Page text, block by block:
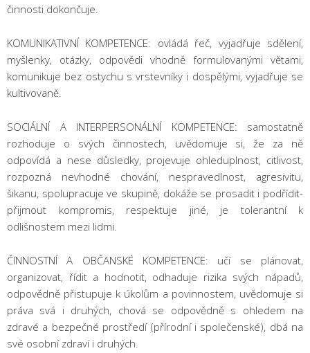
činnosti dokončuje.
KOMUNIKATIVNÍ KOMPETENCE: ovládá řeč, vyjadřuje sdělení,
myšlenky, otázky, odpovědi vhodně formulovanými větami,
komunikuje bez ostychu s vrstevníky i dospělými, vyjadřuje se
kultivovaně.
SOCIÁLNÍ A INTERPERSONÁLNÍ KOMPETENCE: samostatně
rozhoduje o svých činnostech, uvědomuje si, že za ně
odpovídá a nese důsledky, projevuje ohleduplnost, citlivost,
rozpozná nevhodné chování, nespravedlnost, agresivitu,
šikanu, spolupracuje ve skupině, dokáže se prosadit i podřídit-
přijmout kompromis, respektuje jiné, je tolerantní k
odlišnostem mezi lidmi.
ČINNOSTNÍ A OBČANSKÉ KOMPETENCE: učí se plánovat,
organizovat, řídit a hodnotit, odhaduje rizika svých nápadů,
odpovědně přistupuje k úkolům a povinnostem, uvědomuje si
práva svá i druhých, chová se odpovědně s ohledem na
zdravé a bezpečné prostředí (přírodní i společenské), dbá na
své osobní zdraví i druhých.